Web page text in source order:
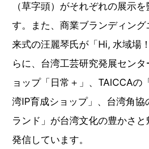
（草字頭）がそれぞれの展示
す。また、商業ブランディン
来式の汪麗琴氏が「Hi, 水域場
らに、台湾工芸研究発展セン
ョップ「日常＋」、TAICCAの
湾IP育成ショップ」、台湾角協
ランド」が台湾文化の豊かさ
発信しています。